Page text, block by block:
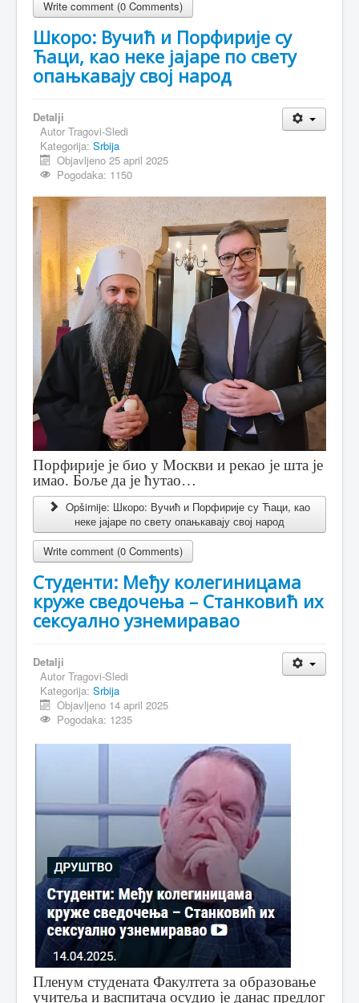
Write comment (0 Comments)
Шкоро: Вучић и Порфирије су
Ћаци, као неке јајаре по свету
опањкавају свој народ
Detalji
Autor Tragovi-Sledi
Kategorija: Srbija
Objavljeno 25 april 2025
Pogodaka: 1150
Порфирије је био у Москви и рекао је шта је
имао. Боље да је ћутао…
Opširnije: Шкоро: Вучић и Порфирије су Ћаци, као
неке јајаре по свету опањкавају свој народ
Write comment (0 Comments)
Студенти: Међу колегиницама
круже сведочења – Станковић их
сексуално узнемиравао
Detalji
Autor Tragovi-Sledi
Kategorija: Srbija
Objavljeno 14 april 2025
Pogodaka: 1235
Пленум студената Факултета за образовање
учитеља и васпитача осудио је данас предлог